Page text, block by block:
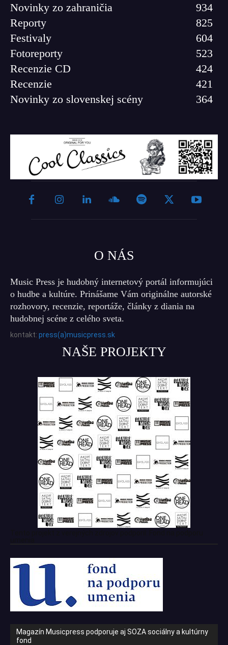
Novinky zo zahraničia
934
Reporty
825
Festivaly
604
Fotoreporty
523
Recenzie CD
424
Recenzie
421
Novinky zo slovenskej scény
364
O NÁS
Music Press je hudobný internetový portál informujúci
o hudbe a kultúre. Prinášame Vám originálne autorské
rozhovory, recenzie, reportáže, články z diania na
hudobnej scéne z celého sveta.
kontakt: press(a)musicpress.sk
NAŠE PROJEKTY
Magazín Musicpress podporuje aj SOZA sociálny a kultúrny
fond